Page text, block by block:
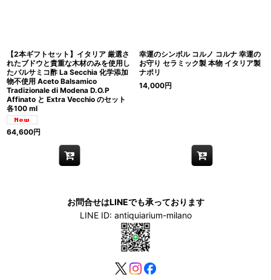
【2本ギフトセット】イタリア 厳選さ
れたブドウと貴重な木材のみを使用し
たバルサミコ酢 La Secchia 化学添加
物不使用 Aceto Balsamico
Tradizionale di Modena D.O.P
Affinato と Extra Vecchio のセット
各100 ml
64,600円
幸運のシンボル コルノ コルナ 幸運の
お守り セラミック製 本物 イタリア製
ナポリ
14,000円
お問合せはLINEでも承っております
LINE ID: antiquiarium-milano